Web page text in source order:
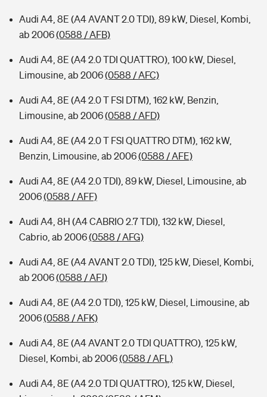
Audi A4, 8E (A4 AVANT 2.0 TDI), 89 kW, Diesel, Kombi,
ab 2006(0588 / AFB)
Audi A4, 8E (A4 2.0 TDI QUATTRO), 100 kW, Diesel,
Limousine, ab 2006(0588 / AFC)
Audi A4, 8E (A4 2.0 T FSI DTM), 162 kW, Benzin,
Limousine, ab 2006(0588 / AFD)
Audi A4, 8E (A4 2.0 T FSI QUATTRO DTM), 162 kW,
Benzin, Limousine, ab 2006(0588 / AFE)
Audi A4, 8E (A4 2.0 TDI), 89 kW, Diesel, Limousine, ab
2006(0588 / AFF)
Audi A4, 8H (A4 CABRIO 2.7 TDI), 132 kW, Diesel,
Cabrio, ab 2006(0588 / AFG)
Audi A4, 8E (A4 AVANT 2.0 TDI), 125 kW, Diesel, Kombi,
ab 2006(0588 / AFJ)
Audi A4, 8E (A4 2.0 TDI), 125 kW, Diesel, Limousine, ab
2006(0588 / AFK)
Audi A4, 8E (A4 AVANT 2.0 TDI QUATTRO), 125 kW,
Diesel, Kombi, ab 2006(0588 / AFL)
Audi A4, 8E (A4 2.0 TDI QUATTRO), 125 kW, Diesel,